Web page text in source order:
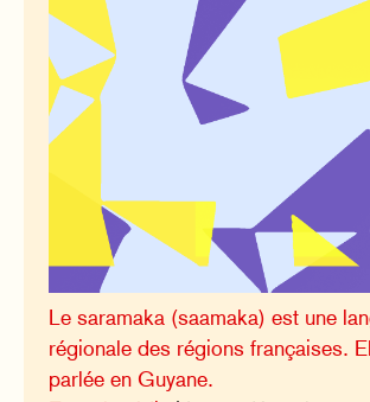
Le saramaka (saamaka) est une
régionale des régions françaises.
parlée en Guyane.